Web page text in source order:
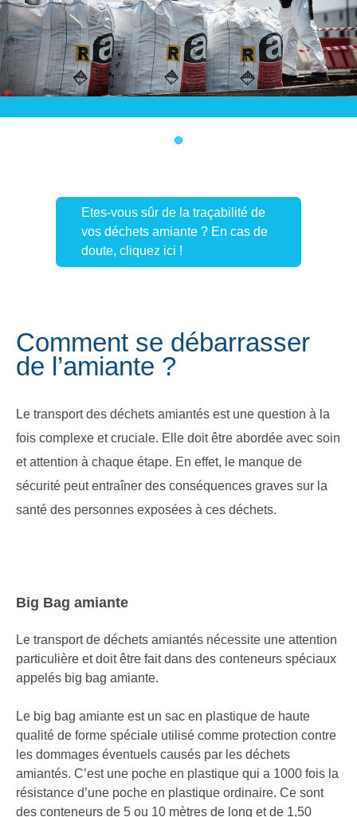
1
Etes-vous sûr de la traçabilité de
vos déchets amiante ? En cas de
doute, cliquez ici !
Comment se débarrasser
de l’amiante ?
Le transport des déchets amiantés est une question à la
fois complexe et cruciale. Elle doit être abordée avec soin
et attention à chaque étape. En effet, le manque de
sécurité peut entraîner des conséquences graves sur la
santé des personnes exposées à ces déchets.
Big Bag amiante
Le transport de déchets amiantés nécessite une attention
particulière et doit être fait dans des conteneurs spéciaux
appelés big bag amiante.
Le big bag amiante est un sac en plastique de haute
qualité de forme spéciale utilisé comme protection contre
les dommages éventuels causés par les déchets
amiantés. C’est une poche en plastique qui a 1000 fois la
résistance d’une poche en plastique ordinaire. Ce sont
des conteneurs de 5 ou 10 mètres de long et de 1,50